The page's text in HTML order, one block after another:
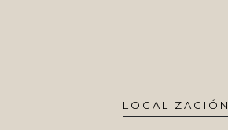
LOCALIZACIÓN